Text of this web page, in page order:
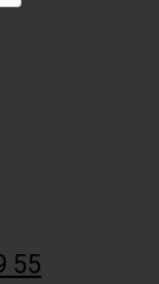
55